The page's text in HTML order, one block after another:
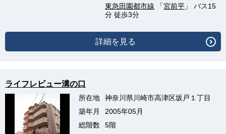
東急田園都市線 「宮前平 」 バス15
分 徒歩3分
詳細を見る
ライフレビュー溝の口
所在地
神奈川県川崎市高津区坂戸１丁目
築年月
2005年05月
総階数
5階